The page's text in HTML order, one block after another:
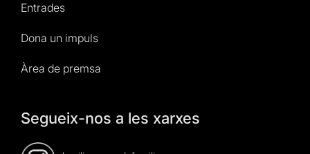
Entrades
Dona un impuls
Àrea de premsa
Segueix-nos a les xarxes